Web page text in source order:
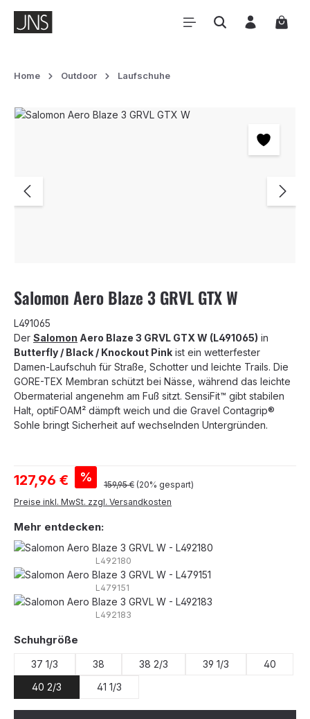
Zum Hauptinhalt springen
Home Outdoor Laufschuhe
Bildergalerie überspringen
Salomon Aero Blaze 3 GRVL GTX W
L491065
Der Salomon Aero Blaze 3 GRVL GTX W (L491065) in
Butterfly / Black / Knockout Pink ist ein wetterfester
Damen-Laufschuh für Straße, Schotter und leichte Trails. Die
GORE-TEX Membran schützt bei Nässe, während das leichte
Obermaterial angenehm am Fuß sitzt. SensiFit™ gibt stabilen
Halt, optiFOAM² dämpft weich und die Gravel Contagrip®
Sohle bringt Sicherheit auf wechselnden Untergründen.
Verkaufspreis:
127,96 € % Regulärer Preis:
159,95 € (20% gespart)
Preise inkl. MwSt. zzgl. Versandkosten
Mehr entdecken:
L492180
L479151
L492183
Schuhgröße
37 1/3 38 38 2/3 39 1/3
40
40 2/3
41 1/3